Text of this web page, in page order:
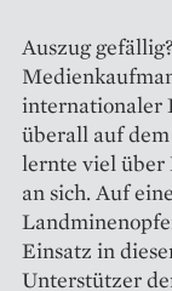
Auszug
internationaler
überall auf
lernte viel über
an sich. Auf
Einsatz in
Unterstützer